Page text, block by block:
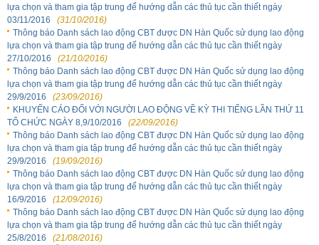
lựa chọn và tham gia tập trung để hướng dẫn các thủ tục cần thiết ngày
03/11/2016
(31/10/2016)
Thông báo Danh sách lao động CBT được DN Hàn Quốc sử dụng lao động
lựa chọn và tham gia tập trung để hướng dẫn các thủ tục cần thiết ngày
27/10/2016
(21/10/2016)
Thông báo Danh sách lao động CBT được DN Hàn Quốc sử dụng lao động
lựa chọn và tham gia tập trung để hướng dẫn các thủ tục cần thiết ngày
29/9/2016
(23/09/2016)
KHUYẾN CÁO ĐỐI VỚI NGƯỜI LAO ĐỘNG VỀ KỲ THI TIẾNG LẦN THỨ 11
TỔ CHỨC NGÀY 8,9/10/2016
(22/09/2016)
Thông báo Danh sách lao động CBT được DN Hàn Quốc sử dụng lao động
lựa chọn và tham gia tập trung để hướng dẫn các thủ tục cần thiết ngày
29/9/2016
(19/09/2016)
Thông báo Danh sách lao động CBT được DN Hàn Quốc sử dụng lao động
lựa chọn và tham gia tập trung để hướng dẫn các thủ tục cần thiết ngày
16/9/2016
(12/09/2016)
Thông báo Danh sách lao động CBT được DN Hàn Quốc sử dụng lao động
lựa chọn và tham gia tập trung để hướng dẫn các thủ tục cần thiết ngày
25/8/2016
(21/08/2016)